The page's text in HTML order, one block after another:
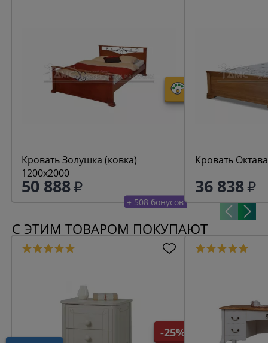
Кровать Золушка (ковка)
1200х2000
50 888
+ 508 бонусов
Кровать
36 838
С ЭТИМ ТОВАРОМ ПОКУПАЮТ
-25%